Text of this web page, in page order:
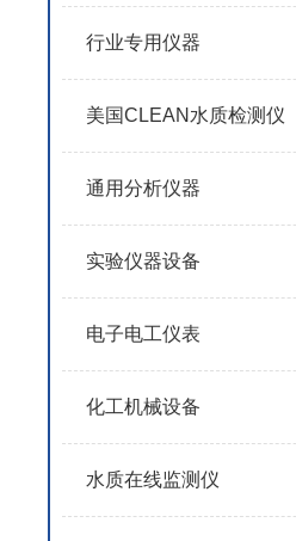
行业专用仪器
美国CLEAN水质检测仪
通用分析仪器
实验仪器设备
电子电工仪表
化工机械设备
水质在线监测仪